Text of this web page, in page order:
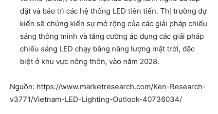
đặt và bảo trì các hệ thống LED tiên tiến. Thị trường dự
kiến sẽ chứng kiến sự mở rộng của các giải pháp chiếu
sáng thông minh và tăng cường áp dụng các giải pháp
chiếu sáng LED chạy bằng năng lượng mặt trời, đặc
biệt ở khu vực nông thôn, vào năm 2028.
Nguồn: https://www.marketresearch.com/Ken-Research-
v3771/Vietnam-LED-Lighting-Outlook-40736034/